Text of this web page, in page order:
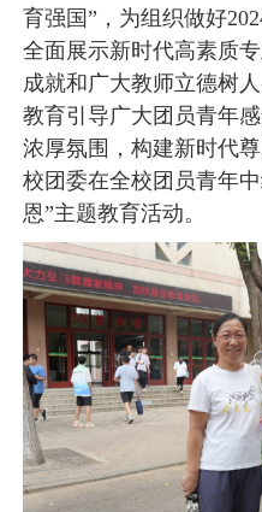
育强国”，为组织做好
全面展示新时代高素质
成就和广大教师立德树
教育引导广大团员青年
浓厚氛围，构建新时代
校团委在全校团员青年
恩”主题教育活动。